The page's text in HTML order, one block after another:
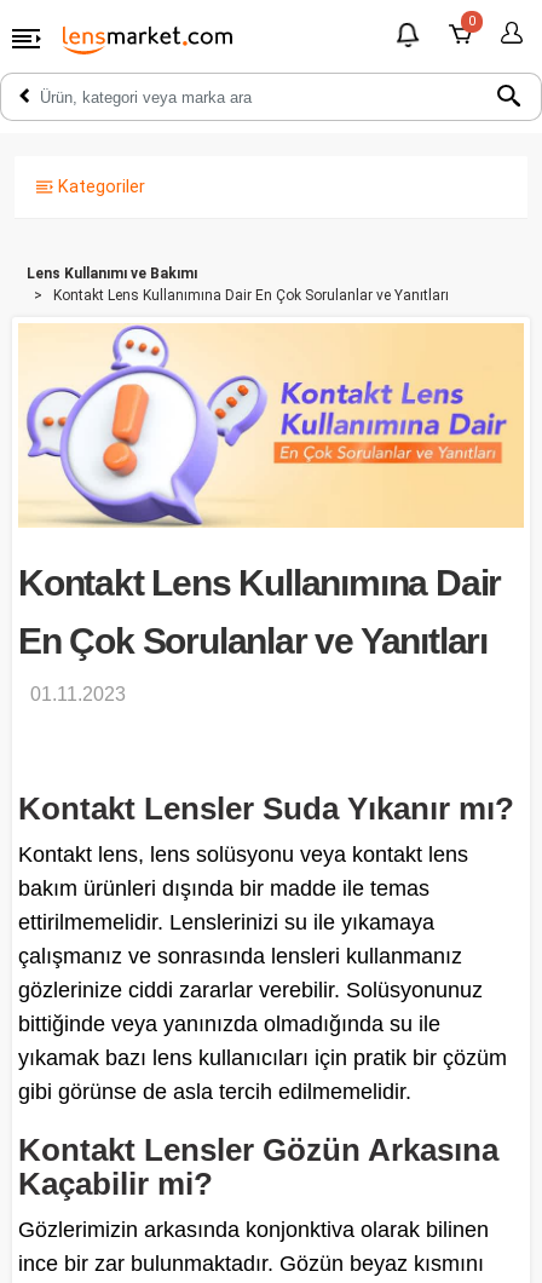
0
Kategoriler
Lens Kullanımı ve Bakımı
Kontakt Lens Kullanımına Dair En Çok Sorulanlar ve Yanıtları
Kontakt Lens Kullanımına Dair
En Çok Sorulanlar ve Yanıtları
01.11.2023
Kontakt Lensler Suda Yıkanır mı?
Kontakt lens, lens solüsyonu veya kontakt lens
bakım ürünleri dışında bir madde ile temas
ettirilmemelidir. Lenslerinizi su ile yıkamaya
çalışmanız ve sonrasında lensleri kullanmanız
gözlerinize ciddi zararlar verebilir. Solüsyonunuz
bittiğinde veya yanınızda olmadığında su ile
yıkamak bazı lens kullanıcıları için pratik bir çözüm
gibi görünse de asla tercih edilmemelidir.
Kontakt Lensler Gözün Arkasına
Kaçabilir mi?
Gözlerimizin arkasında konjonktiva olarak bilinen
ince bir zar bulunmaktadır. Gözün beyaz kısmını